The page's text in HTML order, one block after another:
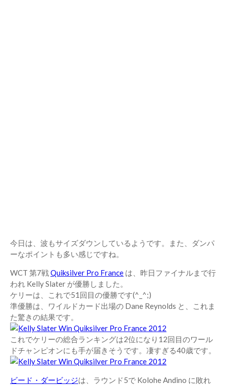
今日は、波もサイズダウンしているようです。また、ダンパ
ーなポイントも多い感じですね。
WCT 第7戦Quiksilver Pro France は、昨日ファイナルまで行
われ Kelly Slater が優勝しました。
ケリーは、これで51回目の優勝です(^_^;)
準優勝は、ワイルドカード出場の Dane Reynolds と、これま
た驚きの結果です。
これでケリーの総合ランキングは2位になり12回目のワール
ドチャンピオンにも手が届きそうです。凄すぎる40歳です。
ビード・ダービッジは、ラウンド5で Kolohe Andino に敗れ